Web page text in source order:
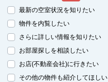
最新の空室状況を知りたい
物件を内覧したい
さらに詳しい情報を知りたい
お部屋探しを相談したい
お店(不動産会社)に行きたい
その他の物件も紹介してほしい